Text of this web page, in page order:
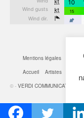
Mentions légales
Accueil
Artistes
© - VERDI COMMUNICATION